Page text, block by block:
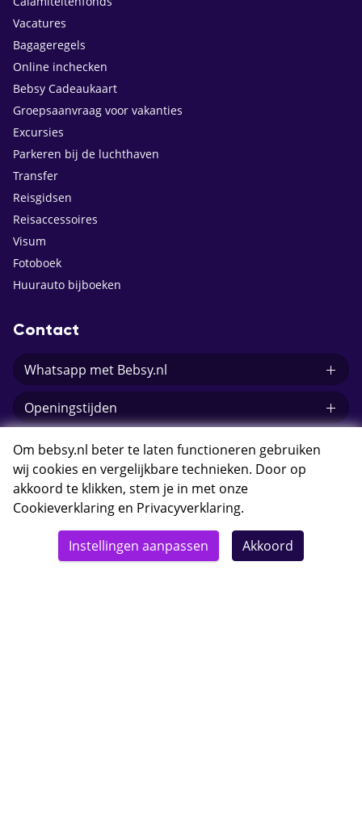
Vacatures
Bagageregels
Online inchecken
Bebsy Cadeaukaart
Groepsaanvraag voor vakanties
Excursies
Parkeren bij de luchthaven
Transfer
Reisgidsen
Reisaccessoires
Visum
Fotoboek
Huurauto bijboeken
Contact
Whatsapp met Bebsy.nl
Openingstijden
E-mail Bebsy.nl
© 2026 Bebsy.nl
Om bebsy.nl beter te laten functioneren gebruiken
wij cookies en vergelijkbare technieken. Door op
akkoord te klikken, stem je in met onze
Cookieverklaring en Privacyverklaring.
Instellingen aanpassen Akkoord